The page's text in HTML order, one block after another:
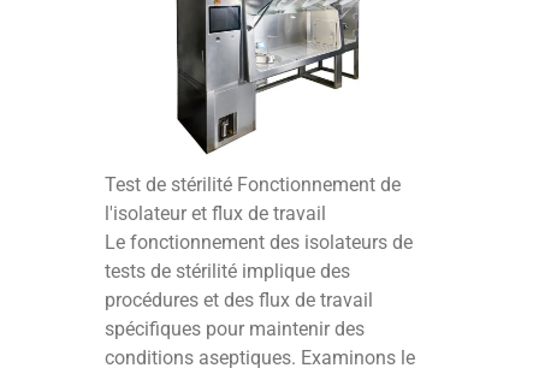
Test de stérilité Fonctionnement de
l'isolateur et flux de travail
Le fonctionnement des isolateurs de
tests de stérilité implique des
procédures et des flux de travail
spécifiques pour maintenir des
conditions aseptiques. Examinons le